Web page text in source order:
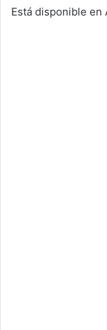
Está disponible en